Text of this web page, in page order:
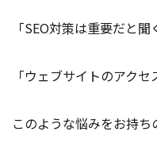
「SEO対策は重要だと
「ウェブサイトのアク
このような悩みをお持